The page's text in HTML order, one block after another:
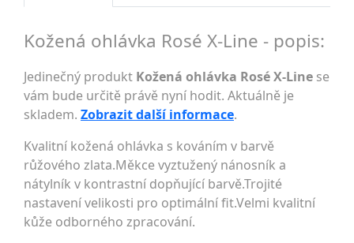
Kožená ohlávka Rosé X-Line - popis:
Jedinečný produkt Kožená ohlávka Rosé X-Line se
vám bude určitě právě nyní hodit. Aktuálně je
skladem. Zobrazit další informace.
Kvalitní kožená ohlávka s kováním v barvě
růžového zlata.Měkce vyztužený nánosník a
nátylník v kontrastní dopňující barvě.Trojité
nastavení velikosti pro optimální fit.Velmi kvalitní
kůže odborného zpracování.